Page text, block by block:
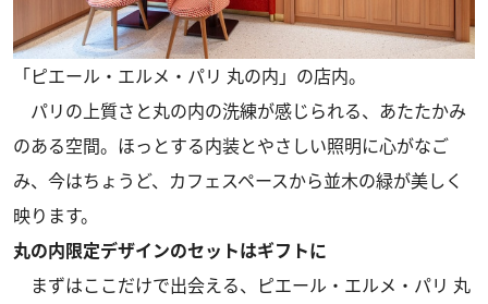
「ピエール・エルメ・パリ 丸の内」の店内。
パリの上質さと丸の内の洗練が感じられる、あたたかみ
のある空間。ほっとする内装とやさしい照明に心がなご
み、今はちょうど、カフェスペースから並木の緑が美しく
映ります。
丸の内限定デザインのセットはギフトに
まずはここだけで出会える、ピエール・エルメ・パリ 丸